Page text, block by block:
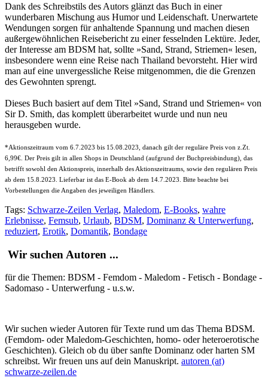
Dank des Schreibstils des Autors glänzt das Buch in einer
wunderbaren Mischung aus Humor und Leidenschaft. Unerwartete
Wendungen sorgen für anhaltende Spannung und machen diesen
außergewöhnlichen Reisebericht zu einer fesselnden Lektüre. Jeder,
der Interesse am BDSM hat, sollte »Sand, Strand, Striemen« lesen,
insbesondere wenn eine Reise nach Thailand bevorsteht. Hier wird
man auf eine unvergessliche Reise mitgenommen, die die Grenzen
des Gewohnten sprengt.
Dieses Buch basiert auf dem Titel »Sand, Strand und Striemen« von
Sir D. Smith, das komplett überarbeitet wurde und nun neu
herausgeben wurde.
*Aktionszeitraum vom 6.7.2023 bis 15.08.2023, danach gilt der reguläre Preis von z.Zt.
6,99€. Der Preis gilt in allen Shops in Deutschland (aufgrund der Buchpreisbindung), das
betrifft sowohl den Aktionspreis, innerhalb des Aktionszeitraums, sowie den regulären Preis
ab dem 15.8.2023. Lieferbar ist das E-Book ab dem 14.7.2023. Bitte beachte bei
Vorbestellungen die Angaben des jeweiligen Händlers.
Tags: Schwarze-Zeilen Verlag, Maledom, E-Books, wahre
Erlebnisse, Femsub, Urlaub, BDSM, Dominanz & Unterwerfung,
reduziert, Erotik, Domantik, Bondage
Wir suchen Autoren ...
für die Themen: BDSM - Femdom - Maledom - Fetisch - Bondage -
Sadomaso - Unterwerfung - u.s.w.
Wir suchen wieder Autoren für Texte rund um das Thema BDSM.
(Femdom- oder Maledom-Geschichten, homo- oder heteroerotische
Geschichten). Gleich ob du über sanfte Dominanz oder harten SM
schreibst. Wir freuen uns auf dein Manuskript. autoren (at)
schwarze-zeilen.de